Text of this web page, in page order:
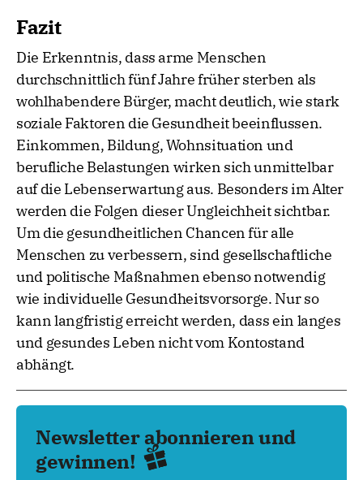
Fazit
Die Erkenntnis, dass arme Menschen
durchschnittlich fünf Jahre früher sterben als
wohlhabendere Bürger, macht deutlich, wie stark
soziale Faktoren die Gesundheit beeinflussen.
Einkommen, Bildung, Wohnsituation und
berufliche Belastungen wirken sich unmittelbar
auf die Lebenserwartung aus. Besonders im Alter
werden die Folgen dieser Ungleichheit sichtbar.
Um die gesundheitlichen Chancen für alle
Menschen zu verbessern, sind gesellschaftliche
und politische Maßnahmen ebenso notwendig
wie individuelle Gesundheitsvorsorge. Nur so
kann langfristig erreicht werden, dass ein langes
und gesundes Leben nicht vom Kontostand
abhängt.
Newsletter abonnieren und
gewinnen!